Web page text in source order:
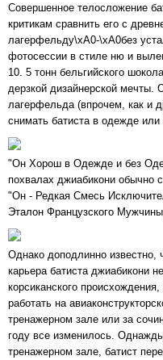
Совершенное телосложение
критикам сравнить его с
лагерфельду\xA0-\xA0без
фотосессии в стиле ню и
10. 5 тонн бельгийского
дерзкой дизайнерской мечты.
лагерфельда (впрочем, как и
снимать батиста в одежде или
"Он Хорош в Одежде и без
похвалах джиабикони обычно
"Он - Редкая Смесь
Эталон Французского
Однако доподлинно известно,
карьера батиста джиабикони
корсиканского
работать на
тренажерном зале или за
году все изменилось.
тренажерном зале, батист